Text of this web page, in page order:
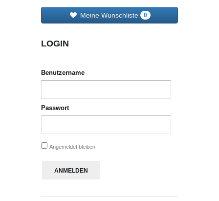
Meine Wunschliste 0
LOGIN
Benutzername
Passwort
Angemeldet bleiben